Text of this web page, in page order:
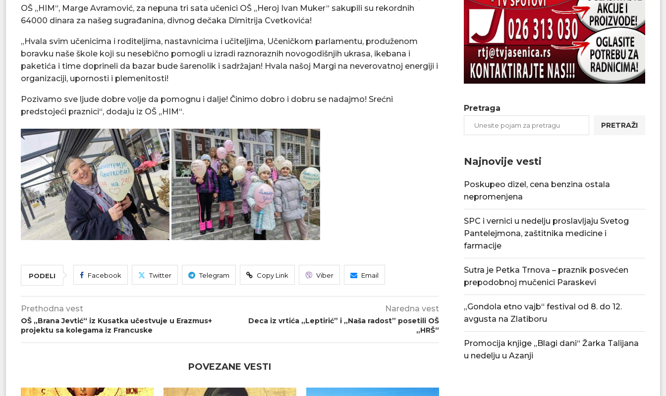
OŠ „HIM“, Marge Avramović, za nepuna tri sata učenici OŠ „Heroj Ivan Muker“ sakupili su rekordnih
64000 dinara za našeg sugrađanina, divnog dečaka Dimitrija Cvetkovića!
„Hvala svim učenicima i roditeljima, nastavnicima i učiteljima, Učeničkom parlamentu, produženom
boravku naše škole koji su nesebično pomogli u izradi raznoraznih novogodišnjih ukrasa, ikebana i
paketića i time doprineli da bazar bude šarenolik i sadržajan! Hvala našoj Margi na neverovatnoj energiji i
organizaciji, upornosti i plemenitosti!
Pozivamo sve ljude dobre volje da pomognu i dalje! Činimo dobro i dobru se nadajmo! Srećni
predstojeći praznici“, dodaju iz OŠ „HIM“.
PODELI Facebook Twitter Telegram Copy Link Viber Email
Prethodna vest
OŠ „Brana Jevtić“ iz Kusatka učestvuje u Erazmus+
projektu sa kolegama iz Francuske
Naredna vest
Deca iz vrtića ,,Leptirić” i ,,Naša radost” posetili OŠ
„HRŠ“
POVEZANE VESTI
Pretraga
PRETRAŽI
Najnovije vesti
Poskupeo dizel, cena benzina ostala
nepromenjena
SPC i vernici u nedelju proslavljaju Svetog
Pantelejmona, zaštitnika medicine i
farmacije
Sutra je Petka Trnova – praznik posvećen
prepodobnoj mučenici Paraskevi
„Gondola etno vajb“ festival od 8. do 12.
avgusta na Zlatiboru
Promocija knjige „Blagi dani“ Žarka Talijana
u nedelju u Azanji